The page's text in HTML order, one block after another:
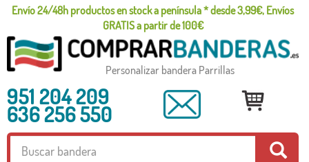
Envío 24/48h productos en stock a península * desde 3,99€, Envíos
GRATIS a partir de 100€
Personalizar bandera Parrillas
951 204 209
636 256 550